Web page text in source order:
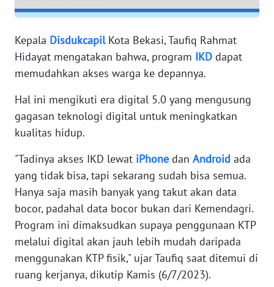
Kepala DisdukcapilKota Bekasi, Taufiq Rahmat
Hidayat mengatakan bahwa, program IKD dapat
memudahkan akses warga ke depannya.
Hal ini mengikuti era digital 5.0 yang mengusung
gagasan teknologi digital untuk meningkatkan
kualitas hidup.
"Tadinya akses IKD lewat iPhone dan Android ada
yang tidak bisa, tapi sekarang sudah bisa semua.
Hanya saja masih banyak yang takut akan data
bocor, padahal data bocor bukan dari Kemendagri.
Program ini dimaksudkan supaya penggunaan KTP
melalui digital akan jauh lebih mudah daripada
menggunakan KTP fisik," ujar Taufiq saat ditemui di
ruang kerjanya, dikutip Kamis (6/7/2023).
PAPUA
WN
BARAT
WN
WN
SERAMBI
WN
JAMBI
WN
SULTRA